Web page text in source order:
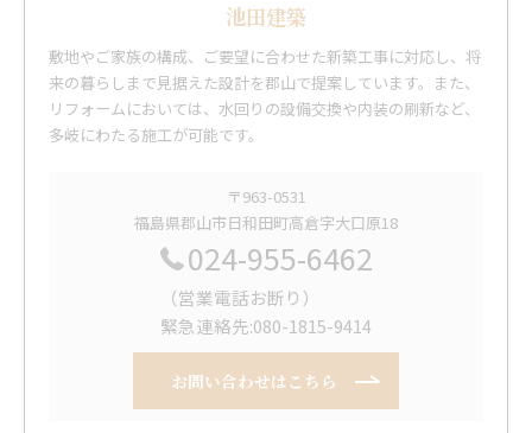
池田建築
敷地やご家族の構成、ご要望に合わせた新築工事に対応し、将
来の暮らしまで見据えた設計を郡山で提案しています。また、
リフォームにおいては、水回りの設備交換や内装の刷新など、
多岐にわたる施工が可能です。
〒963-0531
福島県郡山市日和田町高倉字大口原18
024-955-6462
（営業電話お断り）
緊急連絡先:080-1815-9414
お問い合わせはこちら